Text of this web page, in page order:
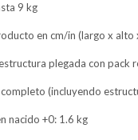
9 kg
en cm/in (largo x
plegada con pack
(incluyendo
nacido +0: 1.6 kg